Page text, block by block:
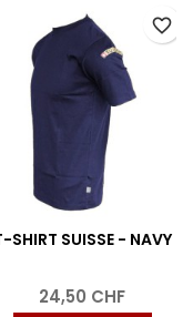
SHIRT SUISSE - NAVY
24,50 CHF
favorite_border